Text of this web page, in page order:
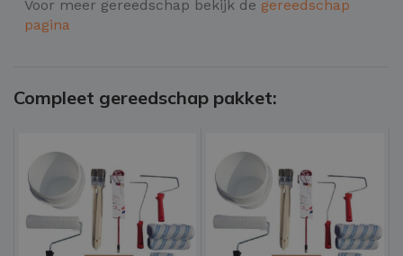
Voor meer gereedschap bekijk de gereedschap
pagina
Compleet gereedschap pakket: